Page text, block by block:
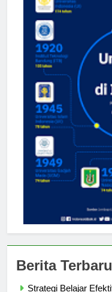
Berita Terbaru